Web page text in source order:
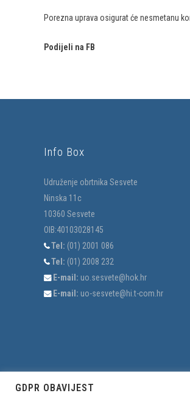
Porezna uprava osigurat će nesmetanu
Podijeli na FB
Info Box
Udruženje obrtnika Sesvete
Ninska 11c
10360 Sesvete
OIB:40103028145
Tel: (01) 2001 086
Tel: (01) 2008 232
E-mail: uo.sesvete@hok.hr
E-mail: uo-sesvete@hi.t-com.hr
GDPR OBAVIJEST